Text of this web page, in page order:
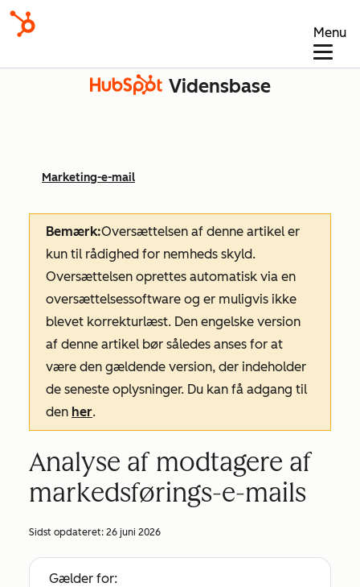
Menu
Vidensbase
Marketing-e-mail
Bemærk:Oversættelsen af denne artikel er
kun til rådighed for nemheds skyld.
Oversættelsen oprettes automatisk via en
oversættelsessoftware og er muligvis ikke
blevet korrekturlæst. Den engelske version
af denne artikel bør således anses for at
være den gældende version, der indeholder
de seneste oplysninger. Du kan få adgang til
den her.
Analyse af modtagere af
markedsførings-e-mails
Sidst opdateret: 26 juni 2026
Gælder for: